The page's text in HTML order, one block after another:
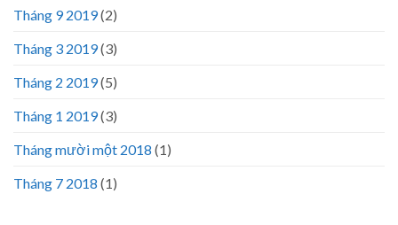
Tháng 9 2019(2)
Tháng 3 2019(3)
Tháng 2 2019(5)
Tháng 1 2019(3)
Tháng mười một 2018 (1)
Tháng 7 2018 (1)